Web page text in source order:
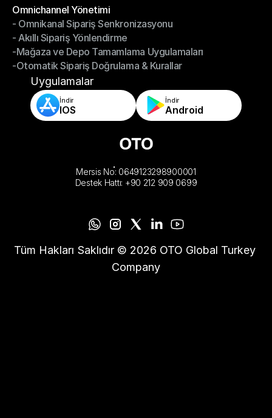
Omnichannel Yönetimi
Omnichannel Yönetimi
- Omnikanal Sipariş Senkronizasyonu
- Omnikanal Sipariş Senkronizasyonu
- Akıllı Sipariş Yönlendirme
- Akıllı Sipariş Yönlendirme
-Mağaza ve Depo Tamamlama Uygulamaları
-Mağaza ve Depo Tamamlama Uygulamaları
-Otomatik Sipariş Doğrulama & Kurallar
-Otomatik Sipariş Doğrulama & Kurallar
Uygulamalar
İndir
IOS
İndir
Android
Mersis No: 0649123298900001
Destek Hattı: +90 212 909 0699
Tüm Hakları Saklıdır © 2026 OTO Global Turkey
Company